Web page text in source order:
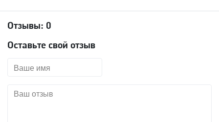
Отзывы: 0
Оставьте свой отзыв